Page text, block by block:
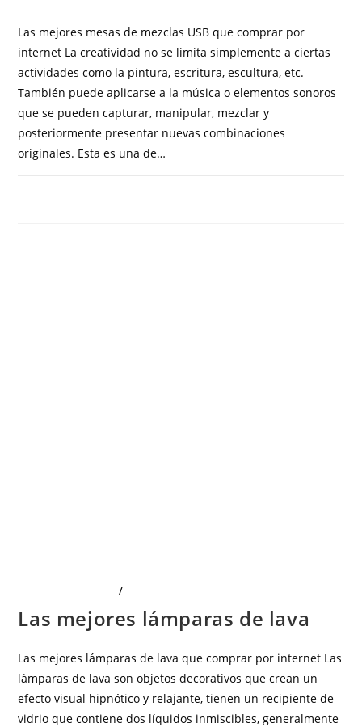
Las mejores mesas de mezclas USB que comprar por
internet La creatividad no se limita simplemente a ciertas
actividades como la pintura, escritura, escultura, etc.
También puede aplicarse a la música o elementos sonoros
que se pueden capturar, manipular, mezclar y
posteriormente presentar nuevas combinaciones
originales. Esta es una de…
/
Las mejores lámparas de lava
Las mejores lámparas de lava que comprar por internet Las
lámparas de lava son objetos decorativos que crean un
efecto visual hipnótico y relajante, tienen un recipiente de
vidrio que contiene dos líquidos inmiscibles, generalmente